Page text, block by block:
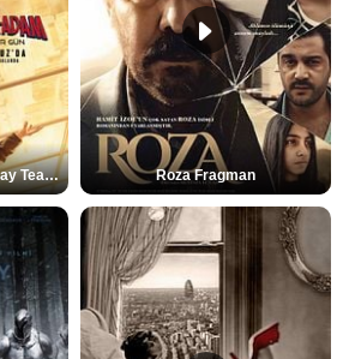
Spider-Man: Brand New Day Teaser Roza Fragman